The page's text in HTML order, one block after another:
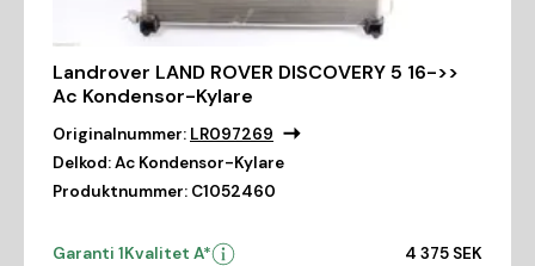
Landrover LAND ROVER DISCOVERY 5 16->>
Ac Kondensor-Kylare
Originalnummer: LR097269
Delkod:Ac Kondensor-Kylare
Produktnummer: C1052460
Garanti 1Kvalitet A* 4 375 SEK